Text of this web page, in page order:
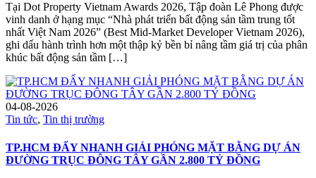
Tại Dot Property Vietnam Awards 2026, Tập đoàn Lê Phong được
vinh danh ở hạng mục “Nhà phát triển bất động sản tầm trung tốt
nhất Việt Nam 2026” (Best Mid-Market Developer Vietnam 2026),
ghi dấu hành trình hơn một thập kỷ bền bỉ nâng tầm giá trị của phân
khúc bất động sản tầm […]
04-08-2026
Tin tức, Tin thị trường
TP.HCM ĐẨY NHANH GIẢI PHÓNG MẶT BẰNG DỰ ÁN
ĐƯỜNG TRỤC ĐÔNG TÂY GẦN 2.800 TỶ ĐỒNG